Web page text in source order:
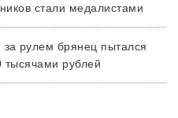
стали медалистами
рулем брянец пытался
тысячами рублей